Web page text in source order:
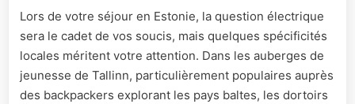
Lors de votre séjour en Estonie, la question électrique
sera le cadet de vos soucis, mais quelques spécificités
locales méritent votre attention. Dans les auberges de
jeunesse de Tallinn, particulièrement populaires auprès
des backpackers explorant les pays baltes, les dortoirs